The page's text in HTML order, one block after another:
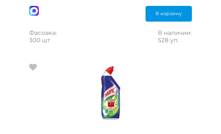
В корзину
Фасовка:
300 шт
В наличии:
528 уп.